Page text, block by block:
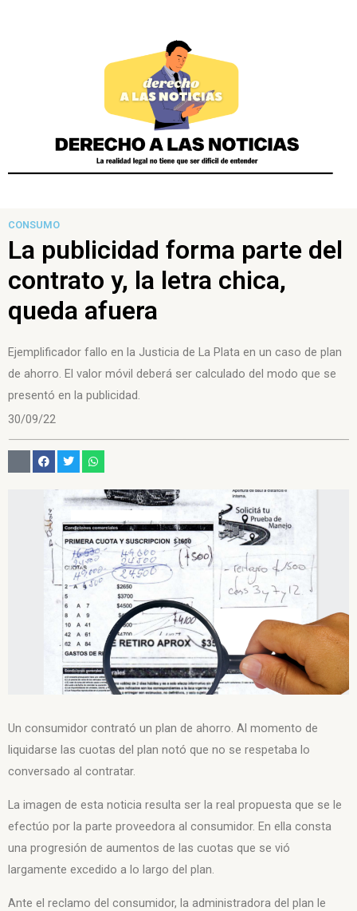
CONSUMO
La publicidad forma parte del
contrato y, la letra chica,
queda afuera
Ejemplificador fallo en la Justicia de La Plata en un caso de plan
de ahorro. El valor móvil deberá ser calculado del modo que se
presentó en la publicidad.
30/09/22
Un consumidor contrató un plan de ahorro. Al momento de
liquidarse las cuotas del plan notó que no se respetaba lo
conversado al contratar.
La imagen de esta noticia resulta ser la real propuesta que se le
efectúo por la parte proveedora al consumidor. En ella consta
una progresión de aumentos de las cuotas que se vió
largamente excedido a lo largo del plan.
Ante el reclamo del consumidor, la administradora del plan le